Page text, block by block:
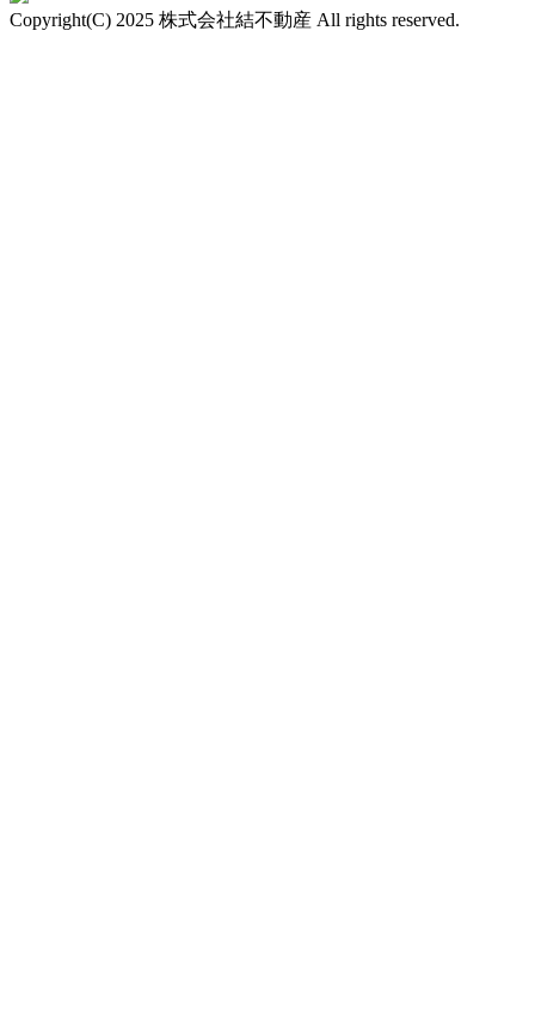
Copyright(C) 2025 株式会社結不動産 All rights reserved.